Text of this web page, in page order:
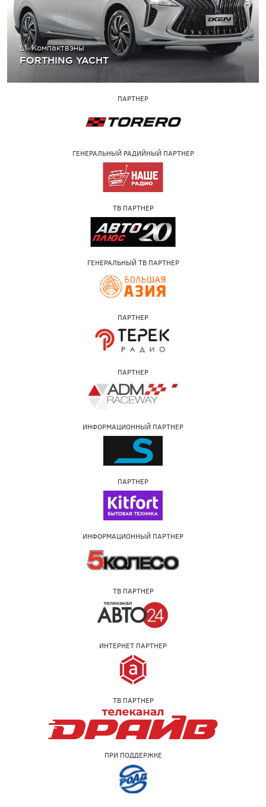
L1. Компактвэны
FORTHING YACHT
ПАРТНЕР
ГЕНЕРАЛЬНЫЙ РАДИЙНЫЙ ПАРТНЕР
ТВ ПАРТНЕР
ГЕНЕРАЛЬНЫЙ ТВ ПАРТНЕР
ПАРТНЕР
ПАРТНЕР
ИНФОРМАЦИОННЫЙ ПАРТНЕР
ПАРТНЕР
ИНФОРМАЦИОННЫЙ ПАРТНЕР
ТВ ПАРТНЕР
ИНТЕРНЕТ ПАРТНЕР
ТВ ПАРТНЕР
ПРИ ПОДДЕРЖКЕ